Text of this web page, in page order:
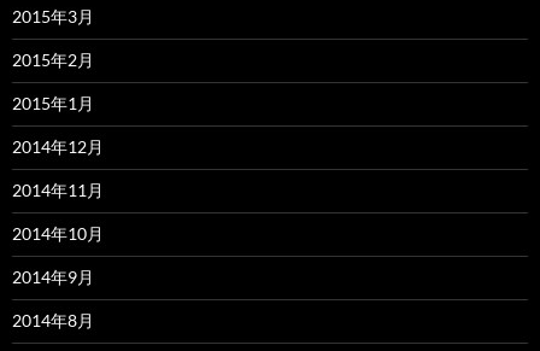
2015年3月
2015年2月
2015年1月
2014年12月
2014年11月
2014年10月
2014年9月
2014年8月